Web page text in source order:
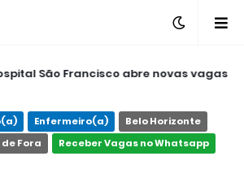
São Francisco abre novas vagas
Enfermeiro(a)
Belo Horizonte
de Fora
Receber Vagas no Whatsapp